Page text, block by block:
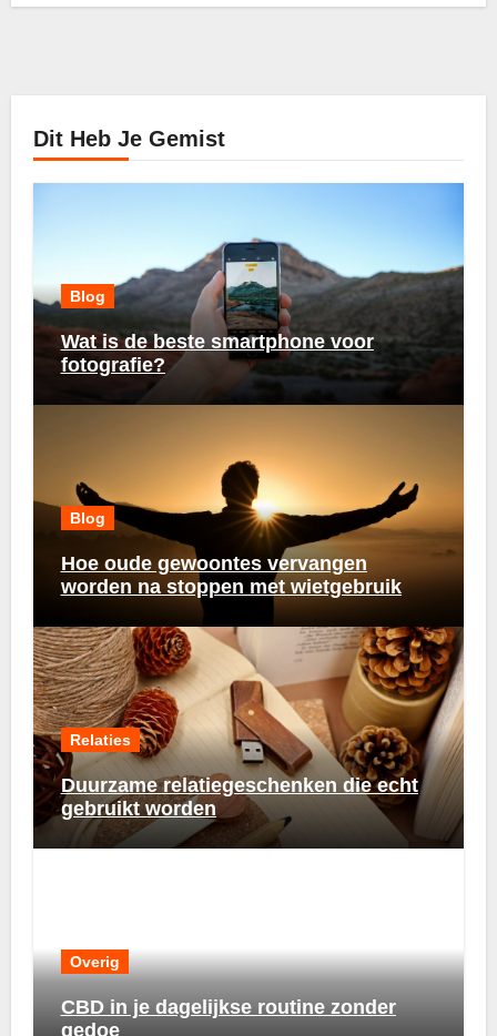
Dit Heb Je Gemist
Blog
Wat is de beste smartphone voor
fotografie?
Blog
Hoe oude gewoontes vervangen
worden na stoppen met wietgebruik
Relaties
Duurzame relatiegeschenken die echt
gebruikt worden
Overig
CBD in je dagelijkse routine zonder
gedoe